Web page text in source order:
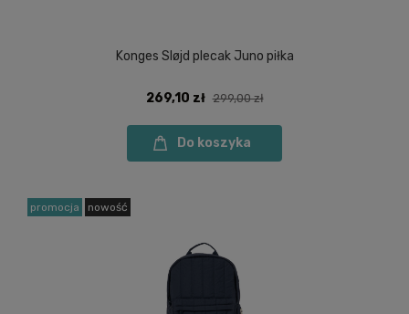
Konges Sløjd plecak Juno piłka
269,10 zł 299,00 zł
Do koszyka
promocja nowość